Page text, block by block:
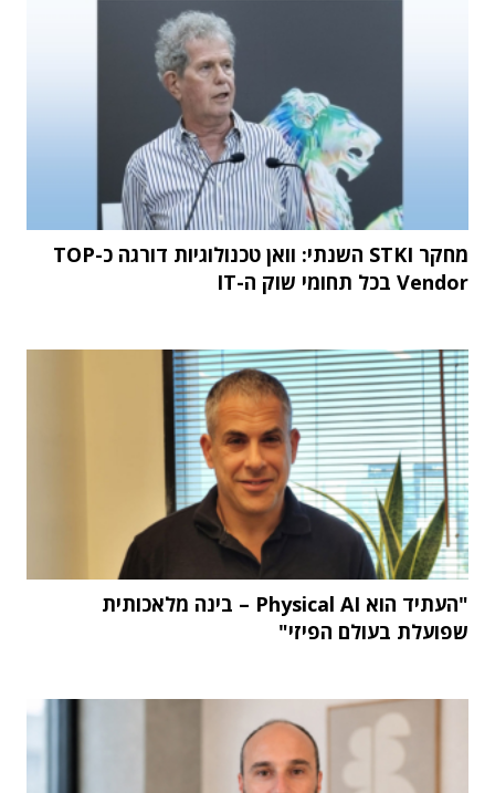
מחקר STKI השנתי: וואן טכנולוגיות דורגה כ-TOP
Vendor בכל תחומי שוק ה-IT
"העתיד הוא Physical AI – בינה מלאכותית
שפועלת בעולם הפיזי"